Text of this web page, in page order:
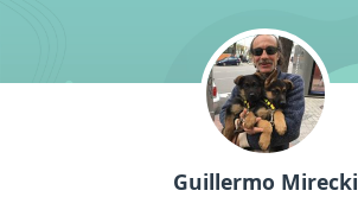
Guillermo Mirecki